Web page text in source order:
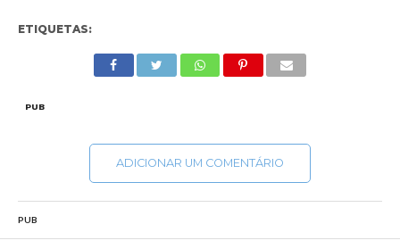
ETIQUETAS:
PUB
ADICIONAR UM COMENTÁRIO
PUB